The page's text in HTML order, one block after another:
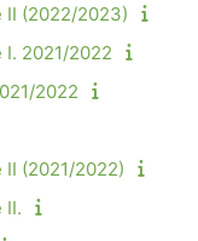
II (2022/2023)
2021/2022
2022
(2021/2022)
II.